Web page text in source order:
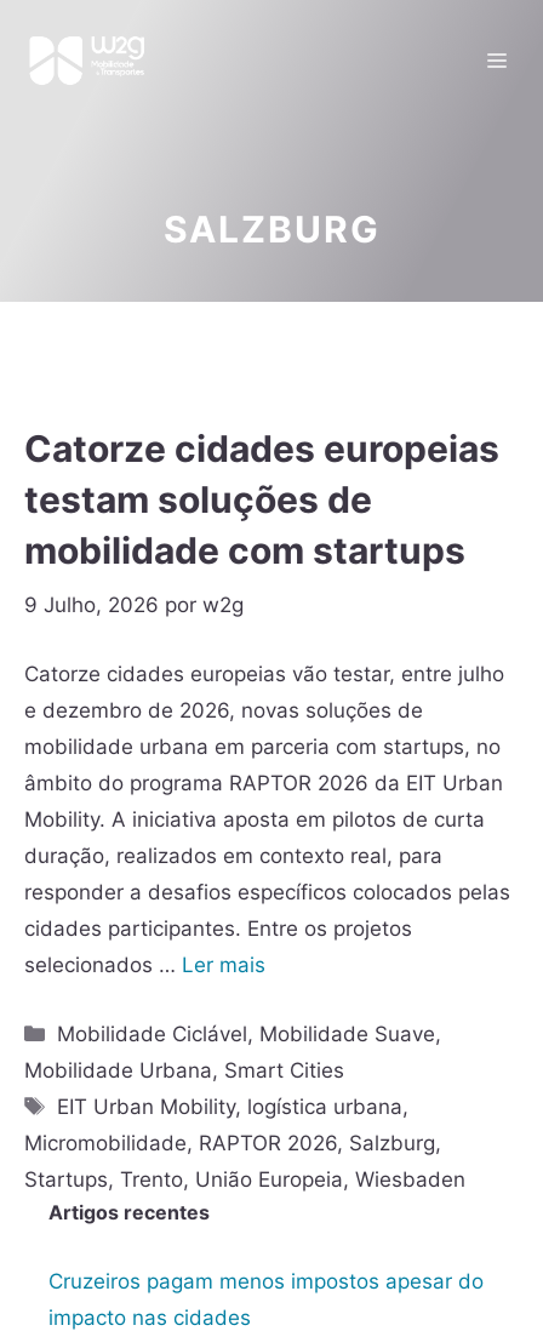
SALZBURG
Catorze cidades europeias
testam soluções de
mobilidade com startups
9 Julho, 2026 por w2g
Catorze cidades europeias vão testar, entre julho
e dezembro de 2026, novas soluções de
mobilidade urbana em parceria com startups, no
âmbito do programa RAPTOR 2026 da EIT Urban
Mobility. A iniciativa aposta em pilotos de curta
duração, realizados em contexto real, para
responder a desafios específicos colocados pelas
cidades participantes. Entre os projetos
selecionados … Ler mais
Mobilidade Ciclável, Mobilidade Suave,
Mobilidade Urbana, Smart Cities
EIT Urban Mobility, logística urbana,
Micromobilidade, RAPTOR 2026, Salzburg,
Startups, Trento, União Europeia, Wiesbaden
Artigos recentes
Cruzeiros pagam menos impostos apesar do
impacto nas cidades